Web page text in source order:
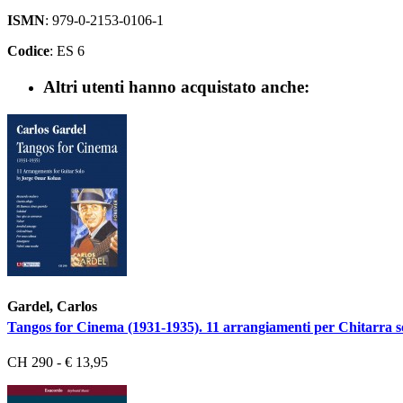
ISMN: 979-0-2153-0106-1
Codice: ES 6
Altri utenti hanno acquistato anche:
Gardel, Carlos
Tangos for Cinema (1931-1935). 11 arrangiamenti per Chitarra
CH 290 - € 13,95